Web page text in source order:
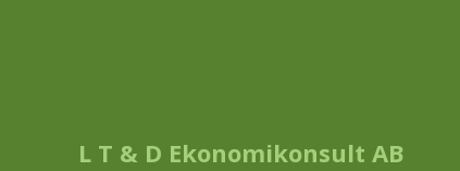
L T & D Ekonomikonsult AB